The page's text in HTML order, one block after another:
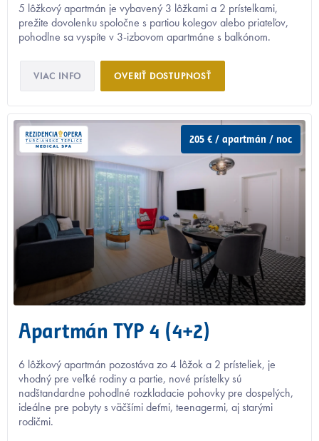
5 lôžkový apartmán je vybavený 3 lôžkami a 2 prístelkami,
prežite dovolenku spoločne s partiou kolegov alebo priateľov,
pohodlne sa vyspíte v 3-izbovom apartmáne s balkónom.
VIAC INFO OVERIŤ DOSTUPNOSŤ
205 € / apartmán / noc
Apartmán TYP 4 (4+2)
6 lôžkový apartmán pozostáva zo 4 lôžok a 2 prísteliek, je
vhodný pre veľké rodiny a partie, nové prístelky sú
nadštandardne pohodlné rozkladacie pohovky pre dospelých,
ideálne pre pobyty s väčšími deťmi, teenagermi, aj starými
rodičmi.